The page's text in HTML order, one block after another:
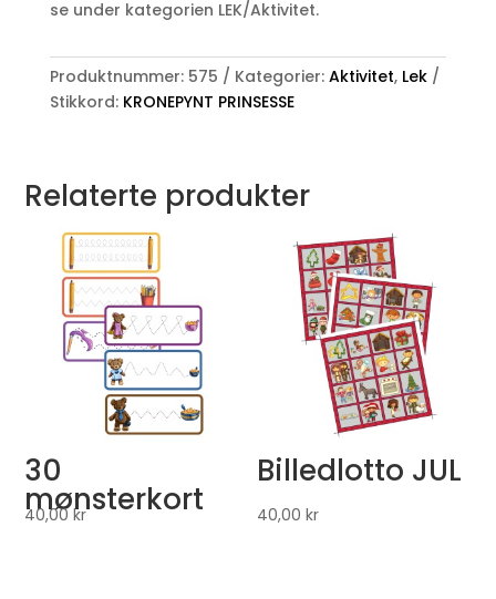
se under kategorien LEK/Aktivitet.
Produktnummer: 575 Kategorier: Aktivitet, Lek
Stikkord: KRONEPYNT PRINSESSE
Relaterte produkter
30
mønsterkort
40,00kr
Billedlotto JUL
40,00kr